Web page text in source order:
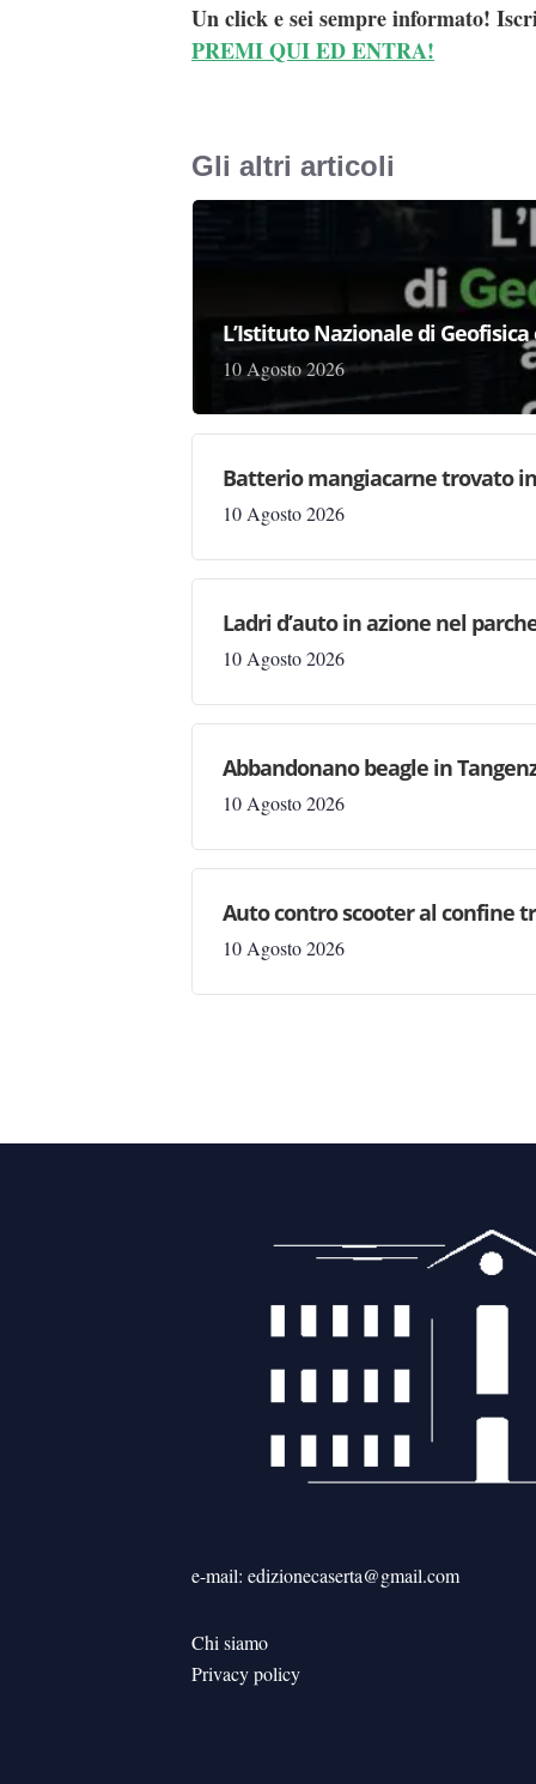
Un click e sei sempre informato!
PREMI QUI ED ENTRA!
Gli altri articoli
L’Istituto Nazionale di
10 Agosto 2026
Batterio mangiacarne trovato
10 Agosto 2026
Ladri d’auto in azione nel
10 Agosto 2026
Abbandonano beagle in
10 Agosto 2026
Auto contro scooter al confine
10 Agosto 2026
e-mail: edizionecaserta@gmail.com
Chi siamo
Privacy policy